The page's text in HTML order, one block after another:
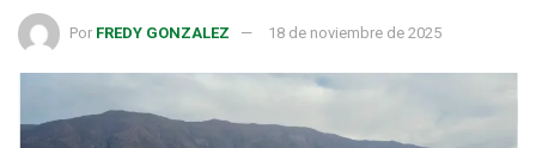
Por FREDY GONZALEZ 18 de noviembre de 2025